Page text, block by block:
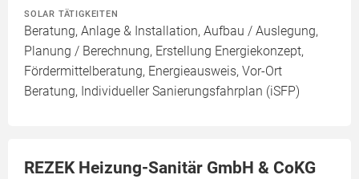
SOLAR TÄTIGKEITEN
Beratung, Anlage & Installation, Aufbau / Auslegung,
Planung / Berechnung, Erstellung Energiekonzept,
Fördermittelberatung, Energieausweis, Vor-Ort
Beratung, Individueller Sanierungsfahrplan (iSFP)
REZEK Heizung-Sanitär GmbH & CoKG